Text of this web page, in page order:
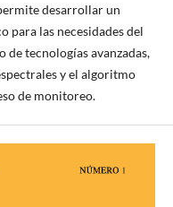
desarrollar un
para las necesidades del
de tecnologías avanzadas,
y el algoritmo
de monitoreo.